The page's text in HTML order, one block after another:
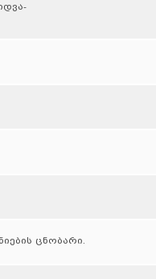
ცნობარი.